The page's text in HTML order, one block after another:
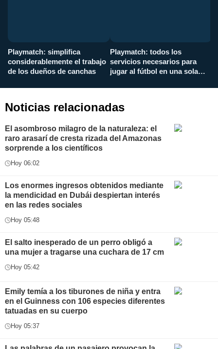
Playmatch: simplifica
considerablemente el trabajo
de los dueños de canchas
Playmatch: todos los
servicios necesarios para
jugar al fútbol en una sola
Noticias relacionadas
El asombroso milagro de la naturaleza: el
raro arasarí de cresta rizada del Amazonas
sorprende a los científicos
Hoy 06:02
Los enormes ingresos obtenidos mediante
la mendicidad en Dubái despiertan interés
en las redes sociales
Hoy 05:48
El salto inesperado de un perro obligó a
una mujer a tragarse una cuchara de 17 cm
Hoy 05:42
Emily temía a los tiburones de niña y entra
en el Guinness con 106 especies diferentes
tatuadas en su cuerpo
Hoy 05:37